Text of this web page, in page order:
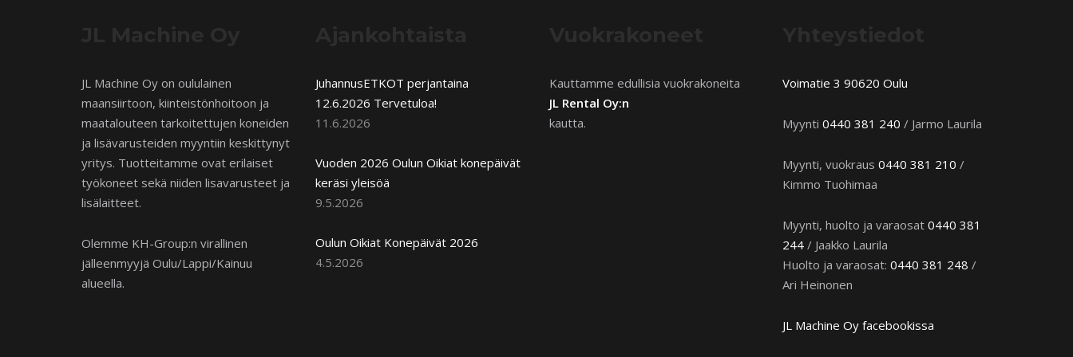
JL Machine Oy on oululainen
maansiirtoon, kiinteistönhoitoon ja
maatalouteen tarkoitettujen koneiden
ja lisävarusteiden myyntiin keskittynyt
yritys. Tuotteitamme ovat erilaiset
työkoneet sekä niiden lisavarusteet ja
lisälaitteet.
Olemme KH-Group:n virallinen
jälleenmyyjä Oulu/Lappi/Kainuu
alueella.
JuhannusETKOT perjantaina
12.6.2026 Tervetuloa!
11.6.2026
Vuoden 2026 Oulun Oikiat konepäivät
keräsi yleisöä
9.5.2026
Oulun Oikiat Konepäivät 2026
4.5.2026
Kauttamme edullisia vuokrakoneita
JL Rental Oy:n
kautta.
Voimatie 3 90620 Oulu
Myynti0440 381 240 / Jarmo Laurila
Myynti, vuokraus0440 381 210 /
Kimmo Tuohimaa
Myynti, huolto ja varaosat0440 381
244 / Jaakko Laurila
Huolto ja varaosat:0440 381 248 /
Ari Heinonen
JL Machine Oy facebookissa